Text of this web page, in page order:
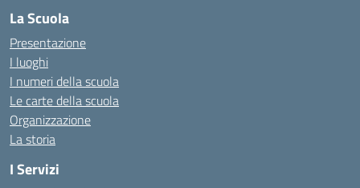
La Scuola
Presentazione
I luoghi
I numeri della scuola
Le carte della scuola
Organizzazione
La storia
I Servizi